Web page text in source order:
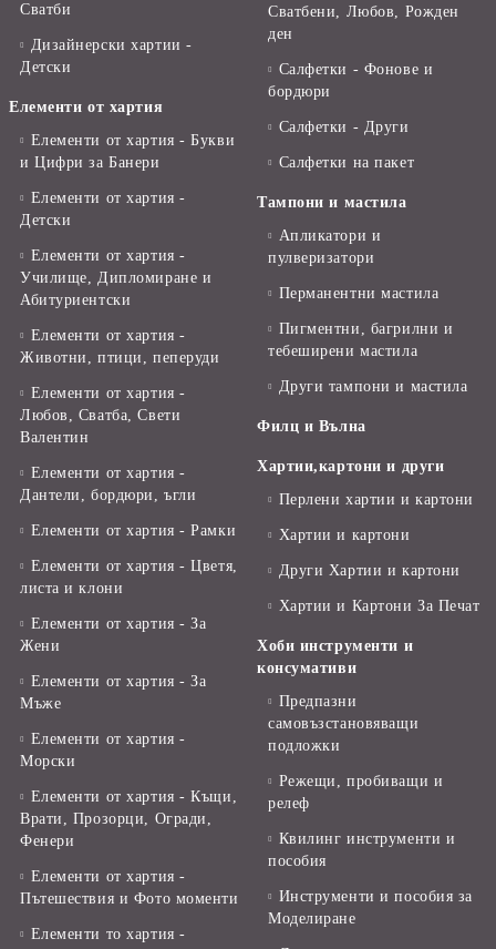
Сватби
Дизайнерски хартии -
Детски
Елементи от хартия
Елементи от хартия - Букви
и Цифри за Банери
Елементи от хартия -
Детски
Елементи от хартия -
Училище, Дипломиране и
Абитуриентски
Елементи от хартия -
Животни, птици, пеперуди
Елементи от хартия -
Любов, Сватба, Свети
Валентин
Елементи от хартия -
Дантели, бордюри, ъгли
Елементи от хартия - Рамки
Елементи от хартия - Цветя,
листа и клони
Елементи от хартия - За
Жени
Елементи от хартия - За
Мъже
Елементи от хартия -
Морски
Елементи от хартия - Къщи,
Врати, Прозорци, Огради,
Фенери
Елементи от хартия -
Пътешествия и Фото моменти
Елементи то хартия -
Сватбени, Любов, Рожден
ден
Салфетки - Фонове и
бордюри
Салфетки - Други
Салфетки на пакет
Тампони и мастила
Апликатори и
пулверизатори
Перманентни мастила
Пигментни, багрилни и
тебеширени мастила
Други тампони и мастила
Филц и Вълна
Хартии,картони и други
Перлени хартии и картони
Хартии и картони
Други Хартии и картони
Хартии и Картони За Печат
Хоби инструменти и
консумативи
Предпазни
самовъзстановяващи
подложки
Режещи, пробиващи и
релеф
Квилинг инструменти и
пособия
Инструменти и пособия за
Моделиране